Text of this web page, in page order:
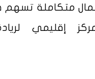
متكاملة
إقليمي